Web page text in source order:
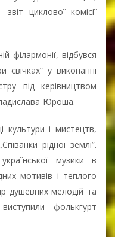
циклової комісії
філармонії, відбувся
у виконанні
під керівництвом
Юроша.
культури і мистецтв,
рідної землі”.
музики в
мотивів і теплого
душевних мелодій та
фолькгурт